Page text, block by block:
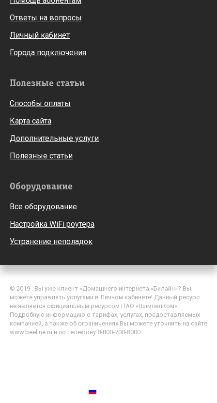
Ответы на вопросы
Личный кабинет
Города подключения
Полезные статьи
Способы оплаты
Карта сайта
Дополнительные услуги
Полезные статьи
Оборудование
Все оборудование
Настройка WiFi роутера
Устранение неполадок
© 2019 . Вы уже клиент «Домашнего интернета «Билайн»? Вы
можете управлять услугами в Личном кабинете! Данный ресурс
не является официальным ресурсом ПАО «ВымпелКом».
Подробную информацию о тарифах, услугах, предоставляемых
компанией, а также об ограничениях Вы можете уточнить на сайте
www.beeline.ru и по телефону 8-800-700-8000